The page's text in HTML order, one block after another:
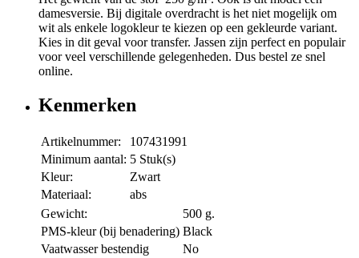
damesversie. Bij digitale overdracht is het niet mogelijk om
wit als enkele logokleur te kiezen op een gekleurde variant.
Kies in dit geval voor transfer. Jassen zijn perfect en populair
voor veel verschillende gelegenheden. Dus bestel ze snel
online.
Kenmerken
Artikelnummer:
107431991
Minimum aantal: 5 Stuk(s)
Kleur:
Zwart
Materiaal:
abs
Gewicht:
500 g.
PMS-kleur (bij benadering) Black
Vaatwasser bestendig
No